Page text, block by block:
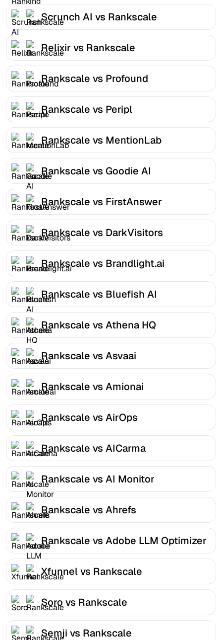
Scrunch AI vs Rankscale
Relixir vs Rankscale
Rankscale vs Profound
Rankscale vs Peripl
Rankscale vs MentionLab
Rankscale vs Goodie AI
Rankscale vs FirstAnswer
Rankscale vs DarkVisitors
Rankscale vs Brandlight.ai
Rankscale vs Bluefish AI
Rankscale vs Athena HQ
Rankscale vs Asvaai
Rankscale vs Amionai
Rankscale vs AirOps
Rankscale vs AICarma
Rankscale vs AI Monitor
Rankscale vs Ahrefs
Rankscale vs Adobe LLM Optimizer
Xfunnel vs Rankscale
Soro vs Rankscale
Semji vs Rankscale